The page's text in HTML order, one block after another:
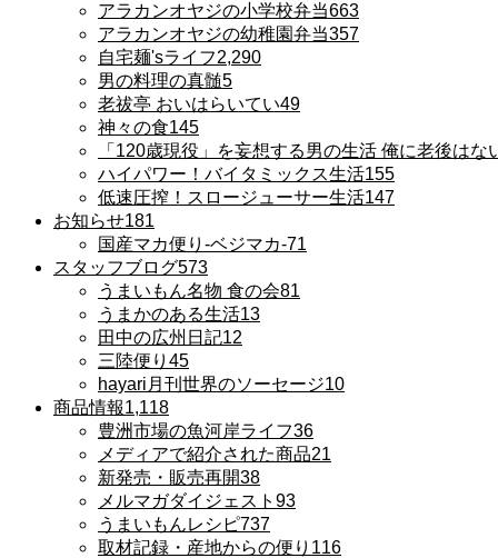
アラカンオヤジの小学校弁当663
アラカンオヤジの幼稚園弁当357
自宅麺'sライフ2,290
男の料理の真髄5
老祓亭 おいはらいてい49
神々の食145
「120歳現役」を妄想する男の生活 俺に老後はな
ハイパワー！バイタミックス生活155
低速圧搾！スロージューサー生活147
お知らせ181
国産マカ便り-ベジマカ-71
スタッフブログ573
うまいもん名物 食の会81
うまかのある生活13
田中の広州日記12
三陸便り 45
hayari月刊世界のソーセージ10
商品情報1,118
豊洲市場の魚河岸ライフ36
メディアで紹介された商品21
新発売・販売再開38
メルマガダイジェスト 93
うまいもんレシピ737
取材記録・産地からの便り 116